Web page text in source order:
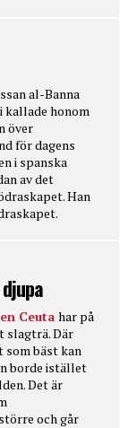
al-Banna
kallade honom
över
för dagens
i spanska
av det
Han
Ceuta har på
slagträ. Där
som bäst kan
borde istället
Det är
och går